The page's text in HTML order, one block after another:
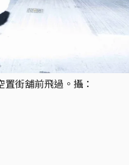
街舖前飛過。攝：